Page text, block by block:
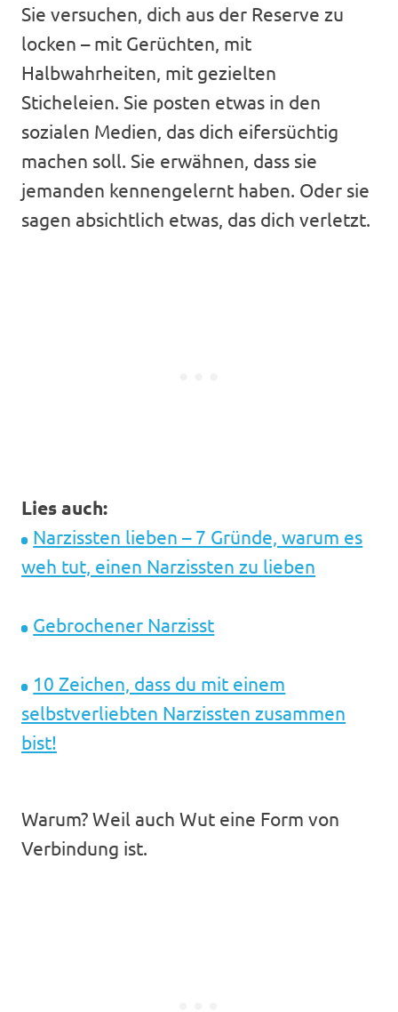
Sie versuchen, dich aus der Reserve zu
locken – mit Gerüchten, mit
Halbwahrheiten, mit gezielten
Sticheleien. Sie posten etwas in den
sozialen Medien, das dich eifersüchtig
machen soll. Sie erwähnen, dass sie
jemanden kennengelernt haben. Oder sie
sagen absichtlich etwas, das dich verletzt.
Lies auch:
Narzissten lieben – 7 Gründe, warum es
weh tut, einen Narzissten zu lieben
Gebrochener Narzisst
10 Zeichen, dass du mit einem
selbstverliebten Narzissten zusammen
bist!
Warum? Weil auch Wut eine Form von
Verbindung ist.